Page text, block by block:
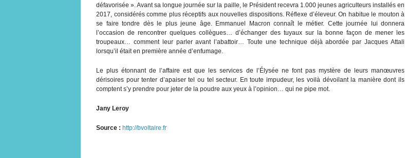
défavorisée ». Avant sa longue journée sur la paille, le Président recevra 1.000 jeunes agriculteurs installés en
2017, considérés comme plus réceptifs aux nouvelles dispositions. Réflexe d’éleveur. On habitue le mouton à
se faire tondre dès le plus jeune âge. Emmanuel Macron connaît le métier. Cette journée lui donnera
l’occasion de rencontrer quelques collègues… d’échanger des tuyaux sur la bonne façon de mener les
troupeaux… comment leur parler avant l’abattoir… Toute une technique déjà abordée par Jacques Attali
lorsqu’il était en première année d’enfumage.
Le plus étonnant de l’affaire est que les services de l’Élysée ne font pas mystère de leurs manœuvres
dérisoires pour tenter d’apaiser tel ou tel secteur. En toute impudeur, les voilà dévoilant la manière dont ils
comptent s’y prendre pour jeter de la poudre aux yeux à l’opinion… qui ne pipe mot.
Jany Leroy
Source : http://bvoltaire.fr